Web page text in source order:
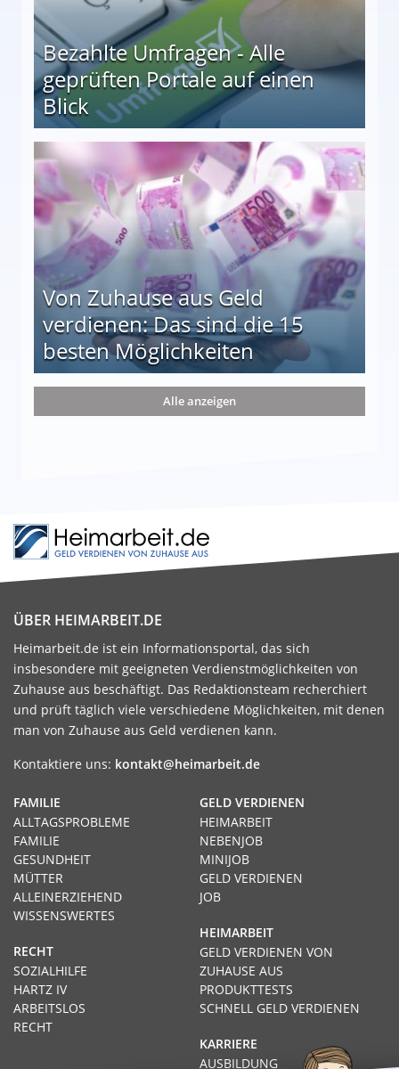
Bezahlte Umfragen - Alle
geprüften Portale auf einen
Blick
auf einen Blick
Von Zuhause aus Geld
verdienen: Das sind die 15
besten Möglichkeiten
die 15 besten Möglichkeiten
Alle anzeigen
ÜBER HEIMARBEIT.DE
Heimarbeit.de ist ein Informationsportal, das sich
insbesondere mit geeigneten Verdienstmöglichkeiten von
Zuhause aus beschäftigt. Das Redaktionsteam recherchiert
und prüft täglich viele verschiedene Möglichkeiten, mit denen
man von Zuhause aus Geld verdienen kann.
Kontaktiere uns: kontakt@heimarbeit.de
GELD VERDIENEN
HEIMARBEIT
NEBENJOB
MINIJOB
GELD VERDIENEN
JOB
HEIMARBEIT
GELD VERDIENEN VON
ZUHAUSE AUS
PRODUKTTESTS
SCHNELL GELD VERDIENEN
KARRIERE
AUSBILDUNG
FAMILIE
ALLTAGSPROBLEME
FAMILIE
GESUNDHEIT
MÜTTER
ALLEINERZIEHEND
WISSENSWERTES
RECHT
SOZIALHILFE
HARTZ IV
ARBEITSLOS
RECHT